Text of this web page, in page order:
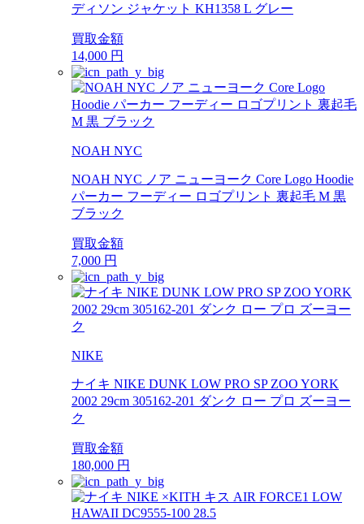
ディソン ジャケット KH1358 L グレー
買取金額
14,000 円
NOAH NYC
NOAH NYC ノア ニューヨーク Core Logo Hoodie
パーカー フーディー ロゴプリント 裏起毛 M 黒
ブラック
買取金額
7,000 円
NIKE
ナイキ NIKE DUNK LOW PRO SP ZOO YORK
2002 29cm 305162-201 ダンク ロー プロ ズーヨー
ク
買取金額
180,000 円